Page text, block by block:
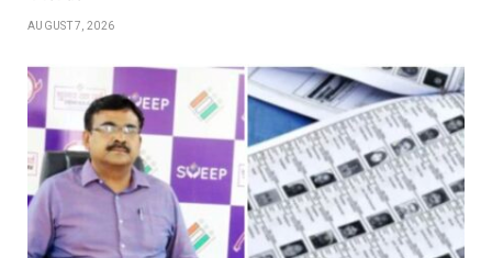
AUGUST 7, 2026